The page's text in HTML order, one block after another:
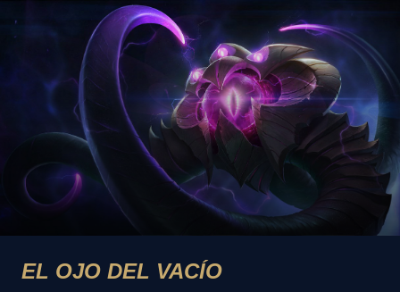
EL OJO DEL VACÍO